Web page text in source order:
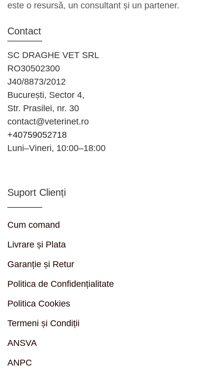
este o resursă, un consultant și un partener.
Contact
SC DRAGHE VET SRL
RO30502300
J40/8873/2012
București, Sector 4,
Str. Prasilei, nr. 30
contact@veterinet.ro
+40759052718
Luni–Vineri, 10:00–18:00
Suport Clienți
Cum comand
Livrare și Plata
Garanție și Retur
Politica de Confidențialitate
Politica Cookies
Termeni și Condiții
ANSVA
ANPC